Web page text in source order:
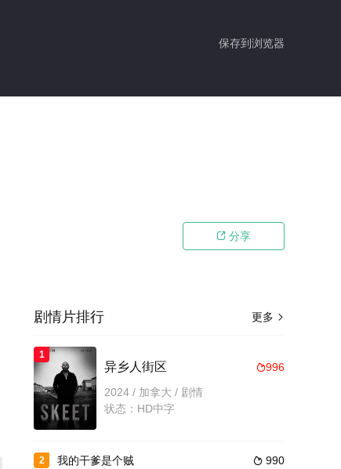
保存到浏览器
 分享
更多 
剧情片排行
1
996
异乡人街区
2024 / 加拿大 / 剧情
状态：HD中字
2  990
我的干爹是个贼